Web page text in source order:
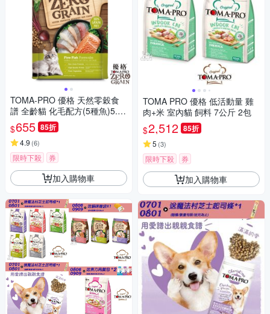
TOMA-PRO 優格 天然零穀食
譜 全齡貓 化毛配方(5種魚)5.5
磅
$655 85折
4.9 (6)
限時下殺 券
加入購物車
TOMA PRO 優格 低活動量 雞
肉+米 室內貓 飼料 7公斤 2包
$2,512 85折
5 (3)
限時下殺 券
加入購物車